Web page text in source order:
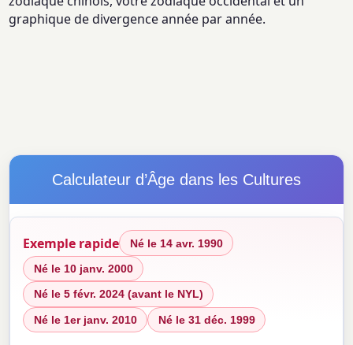
graphique de divergence année par année.
Calculateur d’Âge dans les Cultures
Exemple rapide Né le 14 avr. 1990
Né le 10 janv. 2000
Né le 5 févr. 2024 (avant le NYL)
Né le 1er janv. 2010 Né le 31 déc. 1999